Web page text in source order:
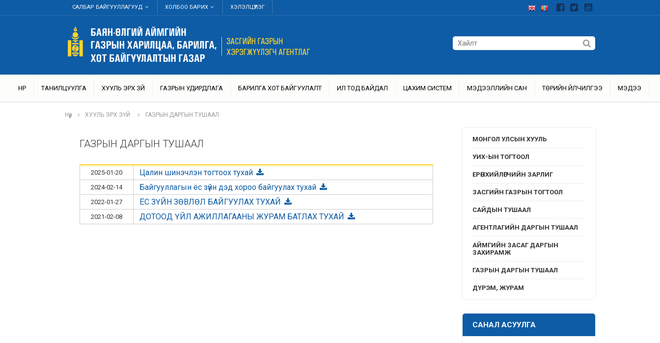
САЛБАР БАЙГУУЛЛАГУУД ХОЛБОО БАРИХ ХЭЛЭЛЦҮҮЛЭГ
НҮҮР ТАНИЛЦУУЛГА ХУУЛЬ ЭРХ ЗҮЙ ГАЗРЫН УДИРДЛАГА БАРИЛГА ХОТ БАЙГУУЛАЛТ ИЛ ТОД БАЙДАЛ ЦАХИМ СИСТЕМ МЭДЭЭЛЛИЙН САН ТӨРИЙН ҮЙЛЧИЛГЭЭ МЭДЭЭ
Нүүр ХУУЛЬ ЭРХ ЗҮЙ ГАЗРЫН ДАРГЫН ТУШААЛ
ГАЗРЫН ДАРГЫН ТУШААЛ
2025-01-20 Цалин шинэчлэн тогтоох тухай
2024-02-14 Байгууллагын ёс зүйн дэд хороо байгуулах тухай
2022-01-27 ЁС ЗҮЙН ЗӨВЛӨЛ БАЙГУУЛАХ ТУХАЙ
2021-02-08 ДОТООД ҮЙЛ АЖИЛЛАГААНЫ ЖУРАМ БАТЛАХ ТУХАЙ
МОНГОЛ УЛСЫН ХУУЛЬ
УИХ-ЫН ТОГТООЛ
ЕРӨНХИЙЛӨГЧИЙН ЗАРЛИГ
ЗАСГИЙН ГАЗРЫН ТОГТООЛ
САЙДЫН ТУШААЛ
АГЕНТЛАГИЙН ДАРГЫН ТУШААЛ
АЙМГИЙН ЗАСАГ ДАРГЫН
ЗАХИРАМЖ
ГАЗРЫН ДАРГЫН ТУШААЛ
ДҮРЭМ, ЖУРАМ
САНАЛ АСУУЛГА